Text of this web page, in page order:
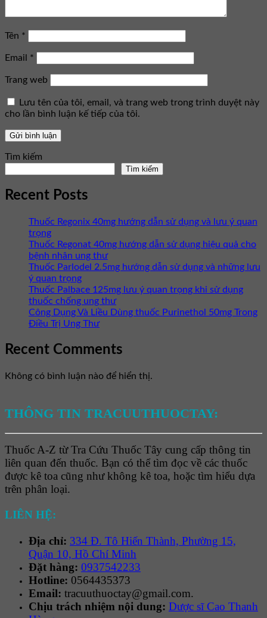
Tên *
Email *
Trang web
Lưu tên của tôi, email, và trang web trong trình duyệt này
cho lần bình luận kế tiếp của tôi.
Tìm kiếm
Tìm kiếm
Recent Posts
Thuốc Regonix 40mg hướng dẫn sử dụng và lưu ý quan
trọng
Thuốc Regonat 40mg hướng dẫn sử dụng hiệu quả cho
bệnh nhân ung thư
Thuốc Parlodel 2.5mg hướng dẫn sử dụng và những lưu
ý quan trọng
Thuốc Palbace 125mg lưu ý quan trọng khi sử dụng
thuốc chống ung thư
Công Dụng Và Liều Dùng thuốc Purinethol 50mg Trong
Điều Trị Ung Thư
Recent Comments
Không có bình luận nào để hiển thị.
THÔNG TIN TRACUUTHUOCTAY:
Thuốc A-Z từ Tra Cứu Thuốc Tây cung cấp thông tin
liên quan đến thuốc. Bạn có thể tìm đọc về các thuốc
được kê toa cũng như không kê toa, hoặc tìm hiểu dựa
trên phân loại.
LIÊN HỆ:
Địa chỉ: 334 Đ. Tô Hiến Thành, Phường 15,
Quận 10, Hồ Chí Minh
Đặt hàng: 0937542233
Hotline: 0564435373
Email: tracuuthuoctay@gmail.com.
Chịu trách nhiệm nội dung: Dược sĩ Cao Thanh